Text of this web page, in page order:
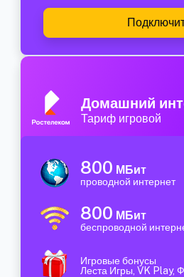
Домашний
Тариф игровой
800 МБит
проводной интернет
800 МБит
беспроводной
Игровые бонусы
Леста Игры, VK Play,